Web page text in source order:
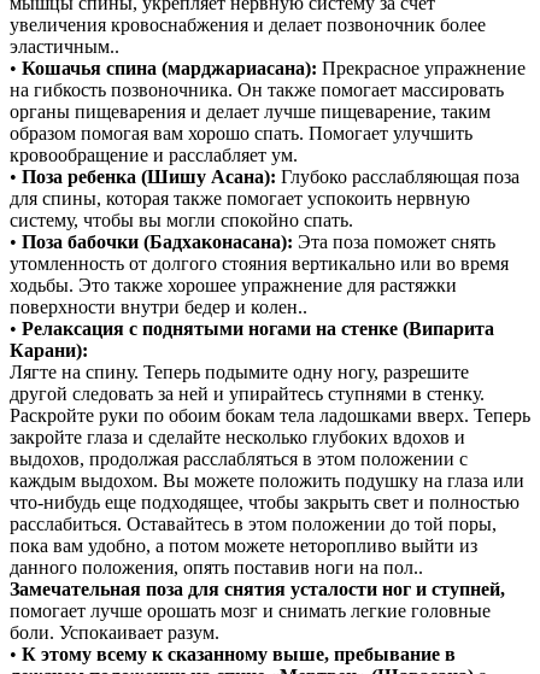
увеличения кровоснабжения и делает позвоночник более
эластичным..
• Кошачья спина (марджариасана): Прекрасное упражнение
на гибкость позвоночника. Он также помогает массировать
органы пищеварения и делает лучше пищеварение, таким
образом помогая вам хорошо спать. Помогает улучшить
кровообращение и расслабляет ум.
• Поза ребенка (Шишу Асана): Глубоко расслабляющая поза
для спины, которая также помогает успокоить нервную
систему, чтобы вы могли спокойно спать.
• Поза бабочки (Бадхаконасана): Эта поза поможет снять
утомленность от долгого стояния вертикально или во время
ходьбы. Это также хорошее упражнение для растяжки
поверхности внутри бедер и колен..
• Релаксация с поднятыми ногами на стенке (Випарита
Карани):
Лягте на спину. Теперь подымите одну ногу, разрешите
другой следовать за ней и упирайтесь ступнями в стенку.
Раскройте руки по обоим бокам тела ладошками вверх. Теперь
закройте глаза и сделайте несколько глубоких вдохов и
выдохов, продолжая расслабляться в этом положении с
каждым выдохом. Вы можете положить подушку на глаза или
что-нибудь еще подходящее, чтобы закрыть свет и полностью
расслабиться. Оставайтесь в этом положении до той поры,
пока вам удобно, а потом можете неторопливо выйти из
данного положения, опять поставив ноги на пол..
Замечательная поза для снятия усталости ног и ступней,
помогает лучше орошать мозг и снимать легкие головные
боли. Успокаивает разум.
• К этому всему к сказанному выше, пребывание в